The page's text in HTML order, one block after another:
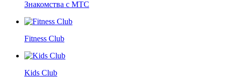
Знакомства с МТС
Fitness Club
Kids Club